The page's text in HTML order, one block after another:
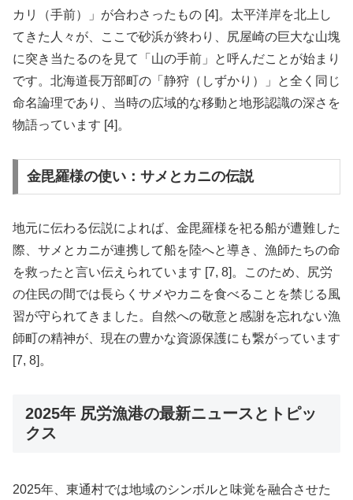
カリ（手前）」が合わさったもの [4]。太平洋岸を北上し
てきた人々が、ここで砂浜が終わり、尻屋崎の巨大な山塊
に突き当たるのを見て「山の手前」と呼んだことが始まり
です。北海道長万部町の「静狩（しずかり）」と全く同じ
命名論理であり、当時の広域的な移動と地形認識の深さを
物語っています [4]。
金毘羅様の使い：サメとカニの伝説
地元に伝わる伝説によれば、金毘羅様を祀る船が遭難した
際、サメとカニが連携して船を陸へと導き、漁師たちの命
を救ったと言い伝えられています [7, 8]。このため、尻労
の住民の間では長らくサメやカニを食べることを禁じる風
習が守られてきました。自然への敬意と感謝を忘れない漁
師町の精神が、現在の豊かな資源保護にも繋がっています
[7, 8]。
2025年 尻労漁港の最新ニュースとトピッ
クス
2025年、東通村では地域のシンボルと味覚を融合させた